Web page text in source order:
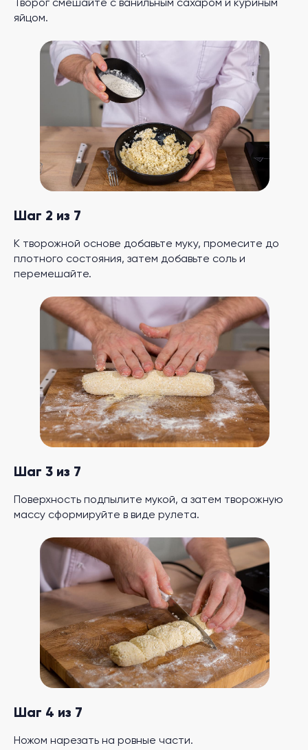
Творог смешайте с ванильным сахаром и куриным
яйцом.
Шаг 2 из 7
К творожной основе добавьте муку, промесите до
плотного состояния, затем добавьте соль и
перемешайте.
Шаг 3 из 7
Поверхность подпылите мукой, а затем творожную
массу сформируйте в виде рулета.
Шаг 4 из 7
Ножом нарезать на ровные части.